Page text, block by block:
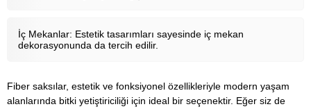
İç Mekanlar: Estetik tasarımları sayesinde iç mekan
dekorasyonunda da tercih edilir.
Fiber saksılar, estetik ve fonksiyonel özellikleriyle modern yaşam
alanlarında bitki yetiştiriciliği için ideal bir seçenektir. Eğer siz de